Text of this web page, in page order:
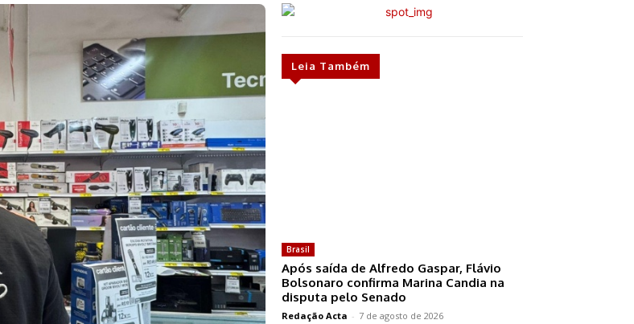
Leia Também
Brasil
Após saída de Alfredo Gaspar, Flávio
Bolsonaro confirma Marina Candia na
disputa pelo Senado
Redação Acta - 7 de agosto de 2026